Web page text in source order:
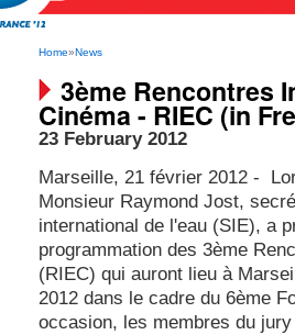
Home»News
3ème Rencontres
Cinéma - RIEC (in
23 February 2012
Marseille, 21 février 2012 -
Monsieur Raymond Jost,
international de l'eau (SIE), a
programmation des 3ème
(RIEC) qui auront lieu à
2012 dans le cadre du 6ème
occasion, les membres du